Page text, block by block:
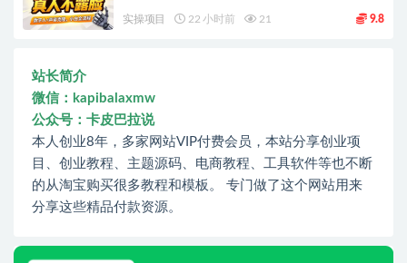
实操项目 22 小时前 21 9.8
站长简介
微信：kapibalaxmw
公众号：卡皮巴拉说
本人创业8年，多家网站VIP付费会员，本站分享创业项
目、创业教程、主题源码、电商教程、工具软件等也不断
的从淘宝购买很多教程和模板。 专门做了这个网站用来
分享这些精品付款资源。